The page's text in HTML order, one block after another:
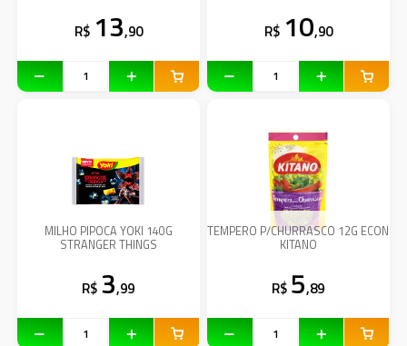
R$ 13,90 R$ 10,90
MILHO PIPOCA YOKI 140G
STRANGER THINGS
R$ 3,99
TEMPERO P/CHURRASCO 12G ECON
KITANO
R$ 5,89